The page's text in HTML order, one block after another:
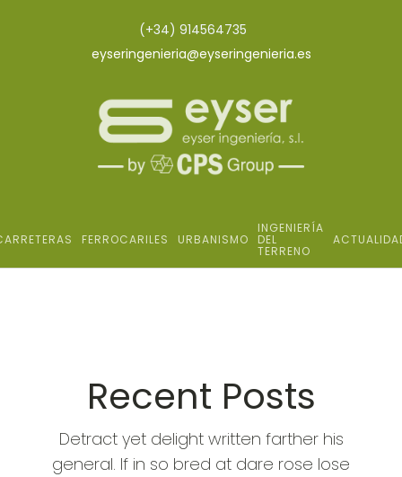
(+34) 914564735
eyseringenieria@eyseringenieria.es
FERROCARILES URBANISMO
INGENIERÍA
DEL
TERRENO
Recent Posts
Detract yet delight written farther his
general. If in so bred at dare rose lose